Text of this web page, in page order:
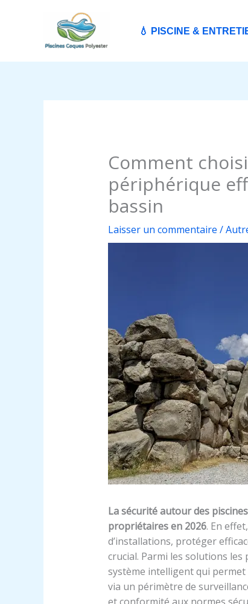
💧 PISCINE &
Comment
périphérique
bassin
Laisser un commentaire /
La sécurité autour des
propriétaires en 2026. En
d’installations, protéger
crucial. Parmi les solutions
système intelligent qui
via un périmètre de